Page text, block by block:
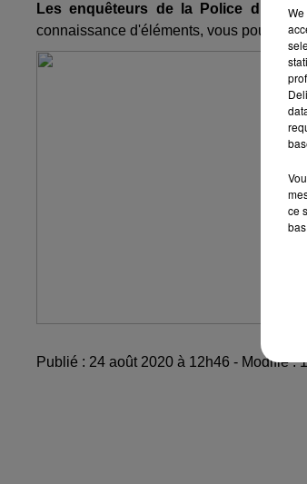
Les enquêteurs de la Police du
connaissance d'éléments, vous pouvez
Publié : 24 août 2020 à 12h46 - Modifié :
We
ce